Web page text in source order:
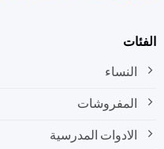
الفئات
النساء
المفروشات
الادوات المدرسية